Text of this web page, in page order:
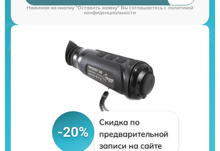
Нажимая на кнопку "Оставить заявку" Вы соглашаетесь cполитикой
конфиденциальности
-20%
Скидка по
предварительной
записи на сайте